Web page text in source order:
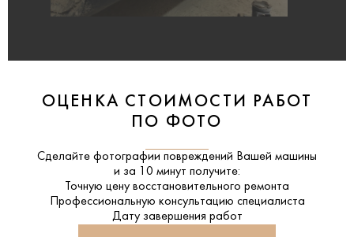
ОЦЕНКА СТОИМОСТИ РАБОТ
ПО ФОТО
Сделайте фотографии повреждений Вашей машины
и за 10 минут получите:
Точную цену восстановительного ремонта
Профессиональную консультацию специалиста
Дату завершения работ